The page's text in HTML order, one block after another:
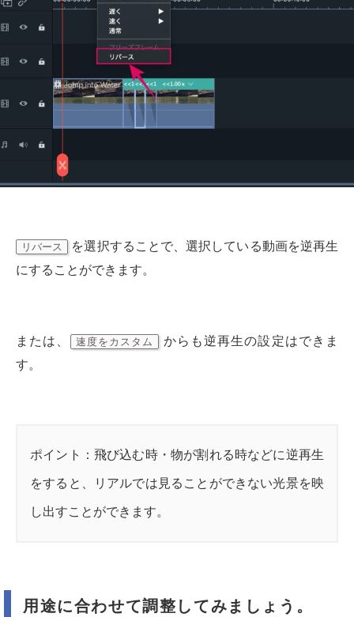
リバース
を選択することで、選択している動画を逆再生
にすることができます。
または、 速度をカスタム
からも逆再生の設定はできま
す。
ポイント：飛び込む時・物が割れる時などに逆再生
をすると、リアルでは見ることができない光景を映
し出すことができます。
用途に合わせて調整してみましょう。